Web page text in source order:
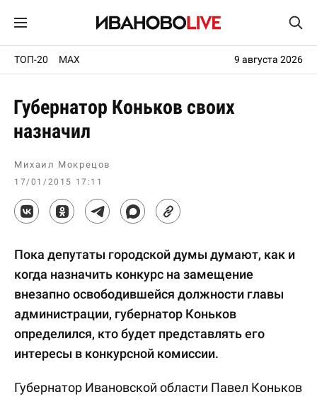
ТОП-20 MAX 9 августа 2026
Губернатор Коньков своих
назначил
Михаил Мокрецов
17/01/2015 17:11
Пока депутаты городской думы думают, как и
когда назначить конкурс на замещение
внезапно освободившейся должности главы
администрации, губернатор Коньков
определился, кто будет представлять его
интересы в конкурсной комиссии.
Губернатор Ивановской области Павел Коньков